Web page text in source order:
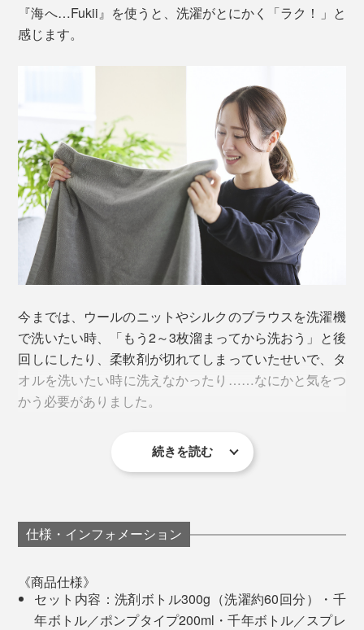
今までの洗濯がストレスフリーに。あなたの家事習慣
が、劇的に変わります。
QRコードから読める「お洗濯読本」は、『Fukii』のくわしい使い方や、開発経緯
がよくわかる
用量は、水6Lに対して、約1ml（ボトルポンプの1プッ
シュ分）だけ。
4人家族なら、1回の洗濯（水量65L）で約8ml（8プッシ
ュ）。たったこれだけの使用量で、洗いから柔軟仕上げ
まで済んでしまいます。
(左)従来の洗濯洗剤／(右)『Fukii』シリーズの洗剤のきめ細かい泡が、繊維の奥の
る」「手洗いできる」のマークがついている、洗濯可能
防水透湿性のあるレインウェアも大丈夫です。
そもそも『Fukii』の主成分は、海でのタンカー事故処理
で、油の洗浄能力と生分解率の高さを評価されていま
す。
97年に起きた「ロシア・ナホトカ号重油流出事故」――
万人のボランティアが中心になって、3ヵ月がかりで取
り除いた大事故でした。
価を受けたことから、家庭用の洗濯洗剤を開発。20年以
上の販売歴のなかで、改良をくり返して、いまの
『海へ…Fukii』を使うと、洗濯がとにかく「ラク！」と
感じます。
今までは、ウールのニットやシルクのブラウスを洗濯機
で洗いたい時、「もう2～3枚溜まってから洗おう」と後
回しにしたり、柔軟剤が切れてしまっていたせいで、タ
オルを洗いたい時に洗えなかったり……なにかと気をつ
かう必要がありました。
『海へ…Fukii』なら、これ1本で洗うだけ。しかも、す
くなりました。
ゴワつきがちがったバスタオルも、フワッと仕上がる
し、精油の自然な香りは、気分が上がるのでおすすめで
続きを読む
仕様・インフォメーション
《商品仕様》
セット内容：洗剤ボトル300g（洗濯約60回分）・千
年ボトル／ポンプタイプ200ml・千年ボトル／スプレ